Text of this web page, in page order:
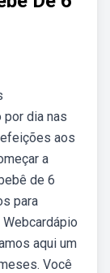
dia nas
aos
a
de 6
para
aqui um
Você